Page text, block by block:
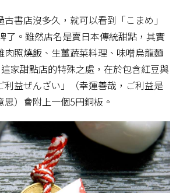
書店沒多久，就可以看到「こまめ」
了。雖然店名是賣日本傳統甜點，其實
肉照燒飯、生薑蔬菜料理、味噌烏龍麵
家甜點店的特殊之處，在於包含紅豆與
利益ぜんざい」（幸運善哉，ご利益是
）會附上一個5円銅板。